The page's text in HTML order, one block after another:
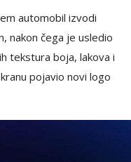
automobil izvodi
nakon čega je usledio
tekstura boja, lakova i
pojavio novi logo